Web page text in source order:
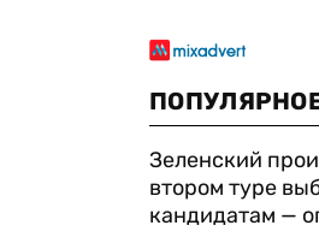
Зеленский
втором туре
кандидатам —